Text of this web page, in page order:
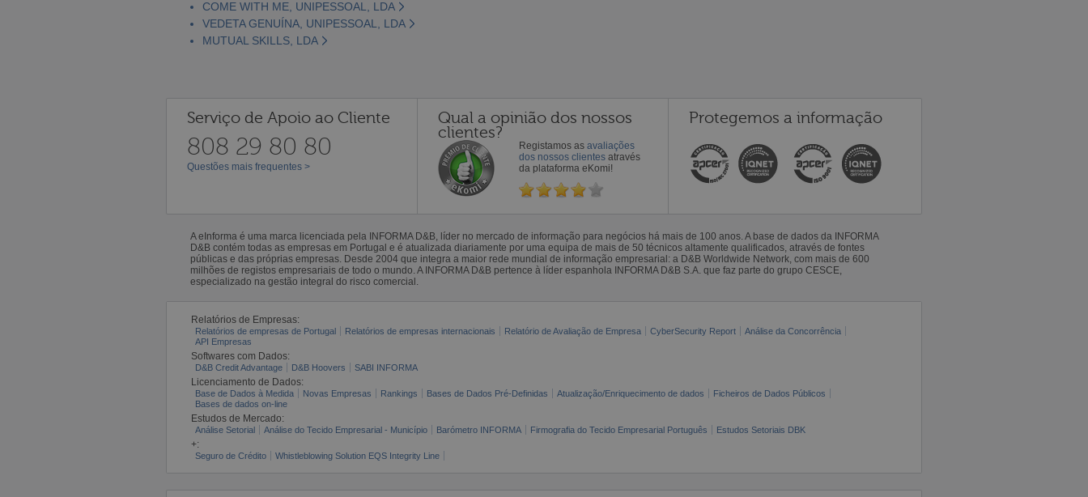
COME WITH ME, UNIPESSOAL, LDA
VEDETA GENUÍNA, UNIPESSOAL, LDA
MUTUAL SKILLS, LDA
Serviço de Apoio ao Cliente
808 29 80 80
Questões mais frequentes >
Qual a opinião dos nossos
clientes?
Registamos as avaliações
dos nossos clientes através
da plataforma eKomi!
Protegemos a informação
A eInforma é uma marca licenciada pela INFORMA D&B, líder no mercado de informação para negócios há mais de 100 anos. A base de dados da INFORMA
D&B contém todas as empresas em Portugal e é atualizada diariamente por uma equipa de mais de 50 técnicos altamente qualificados, através de fontes
públicas e das próprias empresas. Desde 2004 que integra a maior rede mundial de informação empresarial: a D&B Worldwide Network, com mais de 600
milhões de registos empresariais de todo o mundo. A INFORMA D&B pertence à líder espanhola INFORMA D&B S.A. que faz parte do grupo CESCE,
especializado na gestão integral do risco comercial.
Relatórios de Empresas:
Relatórios de empresas de Portugal Relatórios de empresas internacionais Relatório de Avaliação de Empresa CyberSecurity Report
Análise da Concorrência
API Empresas
Softwares com Dados:
D&B Credit Advantage D&B Hoovers SABI INFORMA
Licenciamento de Dados:
Base de Dados à Medida Novas Empresas Rankings Bases de Dados Pré-Definidas Atualização/Enriquecimento de dados
Ficheiros de Dados Públicos
Bases de dados on-line
Estudos de Mercado:
Análise Setorial Análise do Tecido Empresarial - Município Barómetro INFORMA Firmografia do Tecido Empresarial Português Estudos Setoriais DBK
+:
Seguro de Crédito Whistleblowing Solution EQS Integrity Line